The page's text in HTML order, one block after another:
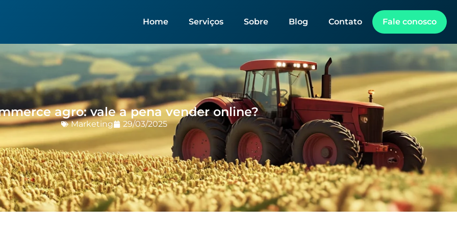
Home Serviços Sobre Blog Contato Fale conosco
agro: vale a pena vender online?
Marketing 29/03/2025